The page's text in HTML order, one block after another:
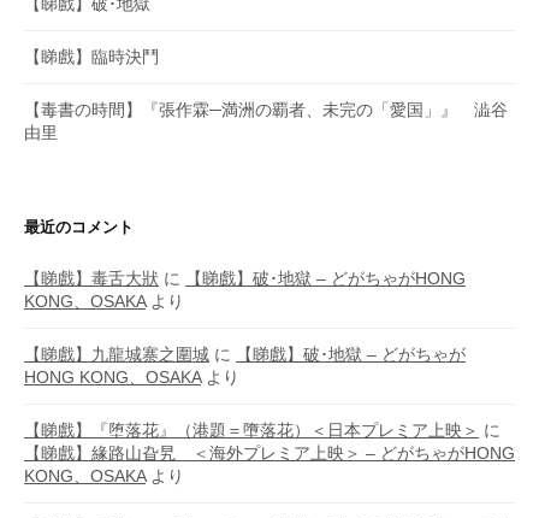
【睇戲】臨時決鬥
【毒書の時間】『張作霖─満洲の覇者、未完の「愛国」』 澁谷
由里
最近のコメント
【睇戲】毒舌大狀 に
【睇戲】破･地獄 – どがちゃがHONG
KONG、OSAKAより
【睇戲】九龍城寨之圍城 に
【睇戲】破･地獄 – どがちゃが
HONG KONG、OSAKAより
【睇戲】『堕落花』（港題＝墮落花）＜日本プレミア上映＞ に
【睇戲】緣路山旮旯 ＜海外プレミア上映＞ – どがちゃがHONG
KONG、OSAKAより